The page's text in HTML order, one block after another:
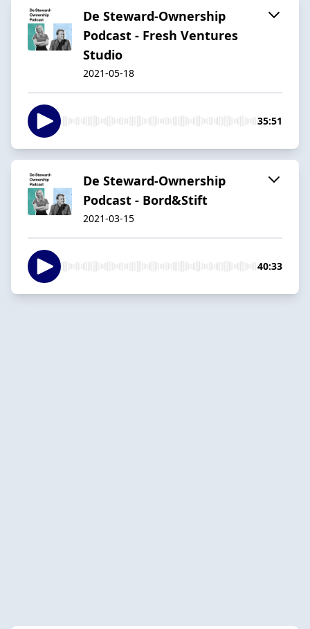
De Steward-Ownership
Podcast - Fresh Ventures
Studio
2021-05-18
35:51
De Steward-Ownership
Podcast - Bord&Stift
2021-03-15
40:33